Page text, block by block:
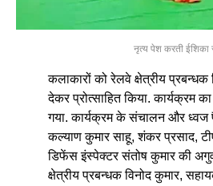
नृत्य पेश करती ईशिका
कलाकारों को रेलवे क्षेत्रीय प्रबन्धक
देकर प्रोत्साहित किया. कार्यक्रम
गया. कार्यक्रम के संचालन और
कल्याण कुमार साहू, शंकर प्रसाद,
डिफेंस इंस्पेक्टर संतोष कुमार की
क्षेत्रीय प्रबन्धक विनोद कुमार,